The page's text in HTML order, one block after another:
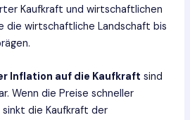
Kaufkraft und wirtschaftlichen
die wirtschaftliche Landschaft bis
Inflation auf die Kaufkraft sind
Wenn die Preise schneller
die Kaufkraft der